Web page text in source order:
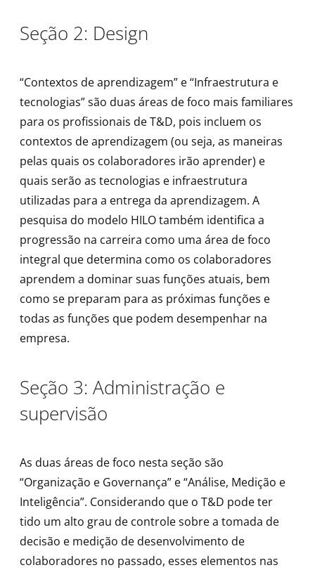
Seção 2: Design
“Contextos de aprendizagem” e “Infraestrutura e
tecnologias” são duas áreas de foco mais familiares
para os profissionais de T&D, pois incluem os
contextos de aprendizagem (ou seja, as maneiras
pelas quais os colaboradores irão aprender) e
quais serão as tecnologias e infraestrutura
utilizadas para a entrega da aprendizagem. A
pesquisa do modelo HILO também identifica a
progressão na carreira como uma área de foco
integral que determina como os colaboradores
aprendem a dominar suas funções atuais, bem
como se preparam para as próximas funções e
todas as funções que podem desempenhar na
empresa.
Seção 3: Administração e
supervisão
As duas áreas de foco nesta seção são
“Organização e Governança” e “Análise, Medição e
Inteligência”. Considerando que o T&D pode ter
tido um alto grau de controle sobre a tomada de
decisão e medição de desenvolvimento de
colaboradores no passado, esses elementos nas